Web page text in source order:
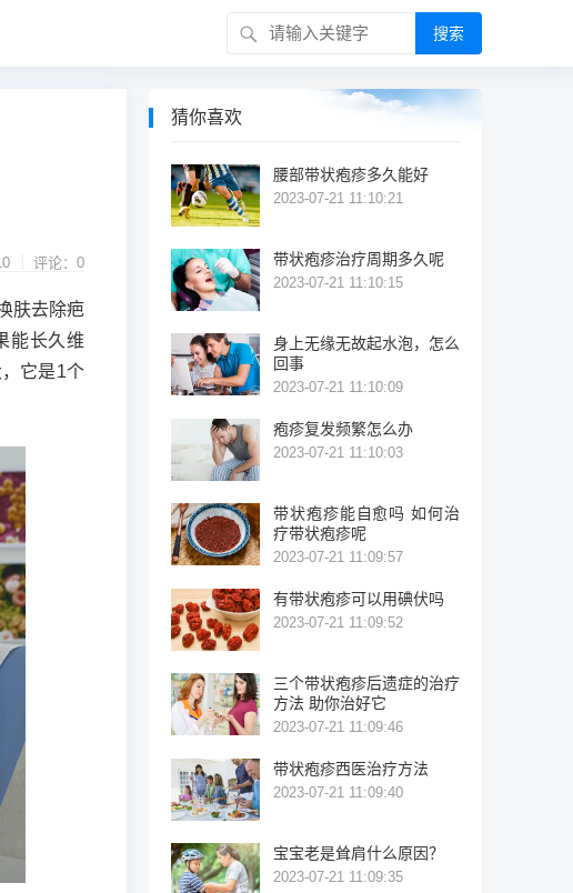
搜索
评论：0
肤去除疤
能长久维
它是1个
猜你喜欢
腰部带状疱疹多久能好
2023-07-21 11:10:21
带状疱疹治疗周期多久呢
2023-07-21 11:10:15
身上无缘无故起水泡，怎么
回事
2023-07-21 11:10:09
疱疹复发频繁怎么办
2023-07-21 11:10:03
带状疱疹能自愈吗 如何治
疗带状疱疹呢
2023-07-21 11:09:57
有带状疱疹可以用碘伏吗
2023-07-21 11:09:52
三个带状疱疹后遗症的治疗
方法 助你治好它
2023-07-21 11:09:46
带状疱疹西医治疗方法
2023-07-21 11:09:40
宝宝老是耸肩什么原因？
2023-07-21 11:09:35